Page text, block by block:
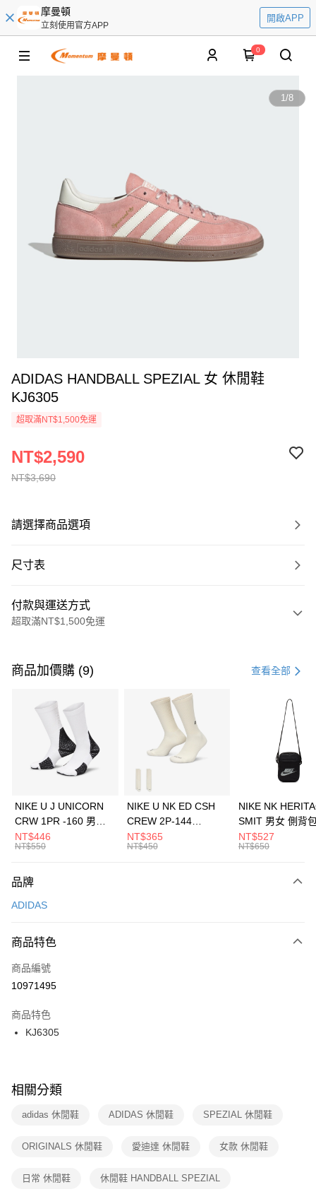
摩曼頓
立刻使用官方APP
開啟APP
0
1/8
ADIDAS HANDBALL SPEZIAL 女 休閒鞋
KJ6305
超取滿NT$1,500免運
NT$3,690
NT$2,590
請選擇商品選項
尺寸表
付款與運送方式
超取滿NT$1,500免運
信用卡一次付款
3 期 0 利率 每期 21家銀行
合作金庫商業銀行
第一商業銀行
華南商業銀行
彰化商業銀行
上海商業儲蓄銀行
元大商業銀行
台灣樂天信用卡公司
Apple Pay
全盈+PAY
AFTEE先享後付
【關於「AFTEE先享後付」】
便利好安心！
３．安心：先確認商品／服務後，再付款。
【「AFTEE先享後付」結帳流程】
１．於結帳方式選擇「AFTEE先享後付」後，將跳轉至「AFTEE先享後付」
２．訂單成立數日內，您將收到繳費通知簡訊。
３．收到繳費通知簡訊後14天內，點擊此簡訊中的連結，可透過四大超商／
ATM／網路銀行／等多元方式進行付款，方視為交易完成。
※ 交易是否成功請以「AFTEE先享後付 」之結帳頁面顯示為準，若有關於
是否繳費成功／繳費後需取消欲退款等相關疑問，請聯繫「AFTEE先享後付
客戶支援中心」https://netprotections.freshdesk.com/support/home
１．透過由恩沛科技股份有限公司提供之「AFTEE先享後付」服務完成之交
權轉讓予恩沛科技股份有限公司。
運送方式
每筆NT$100，滿NT$1,500(含以上)免運費
宅配
每筆NT$100，滿NT$1,500(含以上)免運費
商品加價購 (9) 查看全部
NIKE U J UNICORN
CRW 1PR -160 男女
中統襪 FZ3393100
NT$446
NT$550
NIKE U NK ED CSH
CREW 2P-144
EMBRDY 男女 短統襪
FZ3073133
NT$365
NT$450
NIKE NK
SMIT 男女 側背
BA5871010
NT$527
NT$650
品牌
ADIDAS
商品特色
商品編號
10971495
商品特色
KJ6305
相關分類
adidas 休閒鞋 ADIDAS 休閒鞋 SPEZIAL 休閒鞋
ORIGINALS 休閒鞋 愛迪達 休閒鞋 女款 休閒鞋
日常 休閒鞋 休閒鞋 HANDBALL SPEZIAL